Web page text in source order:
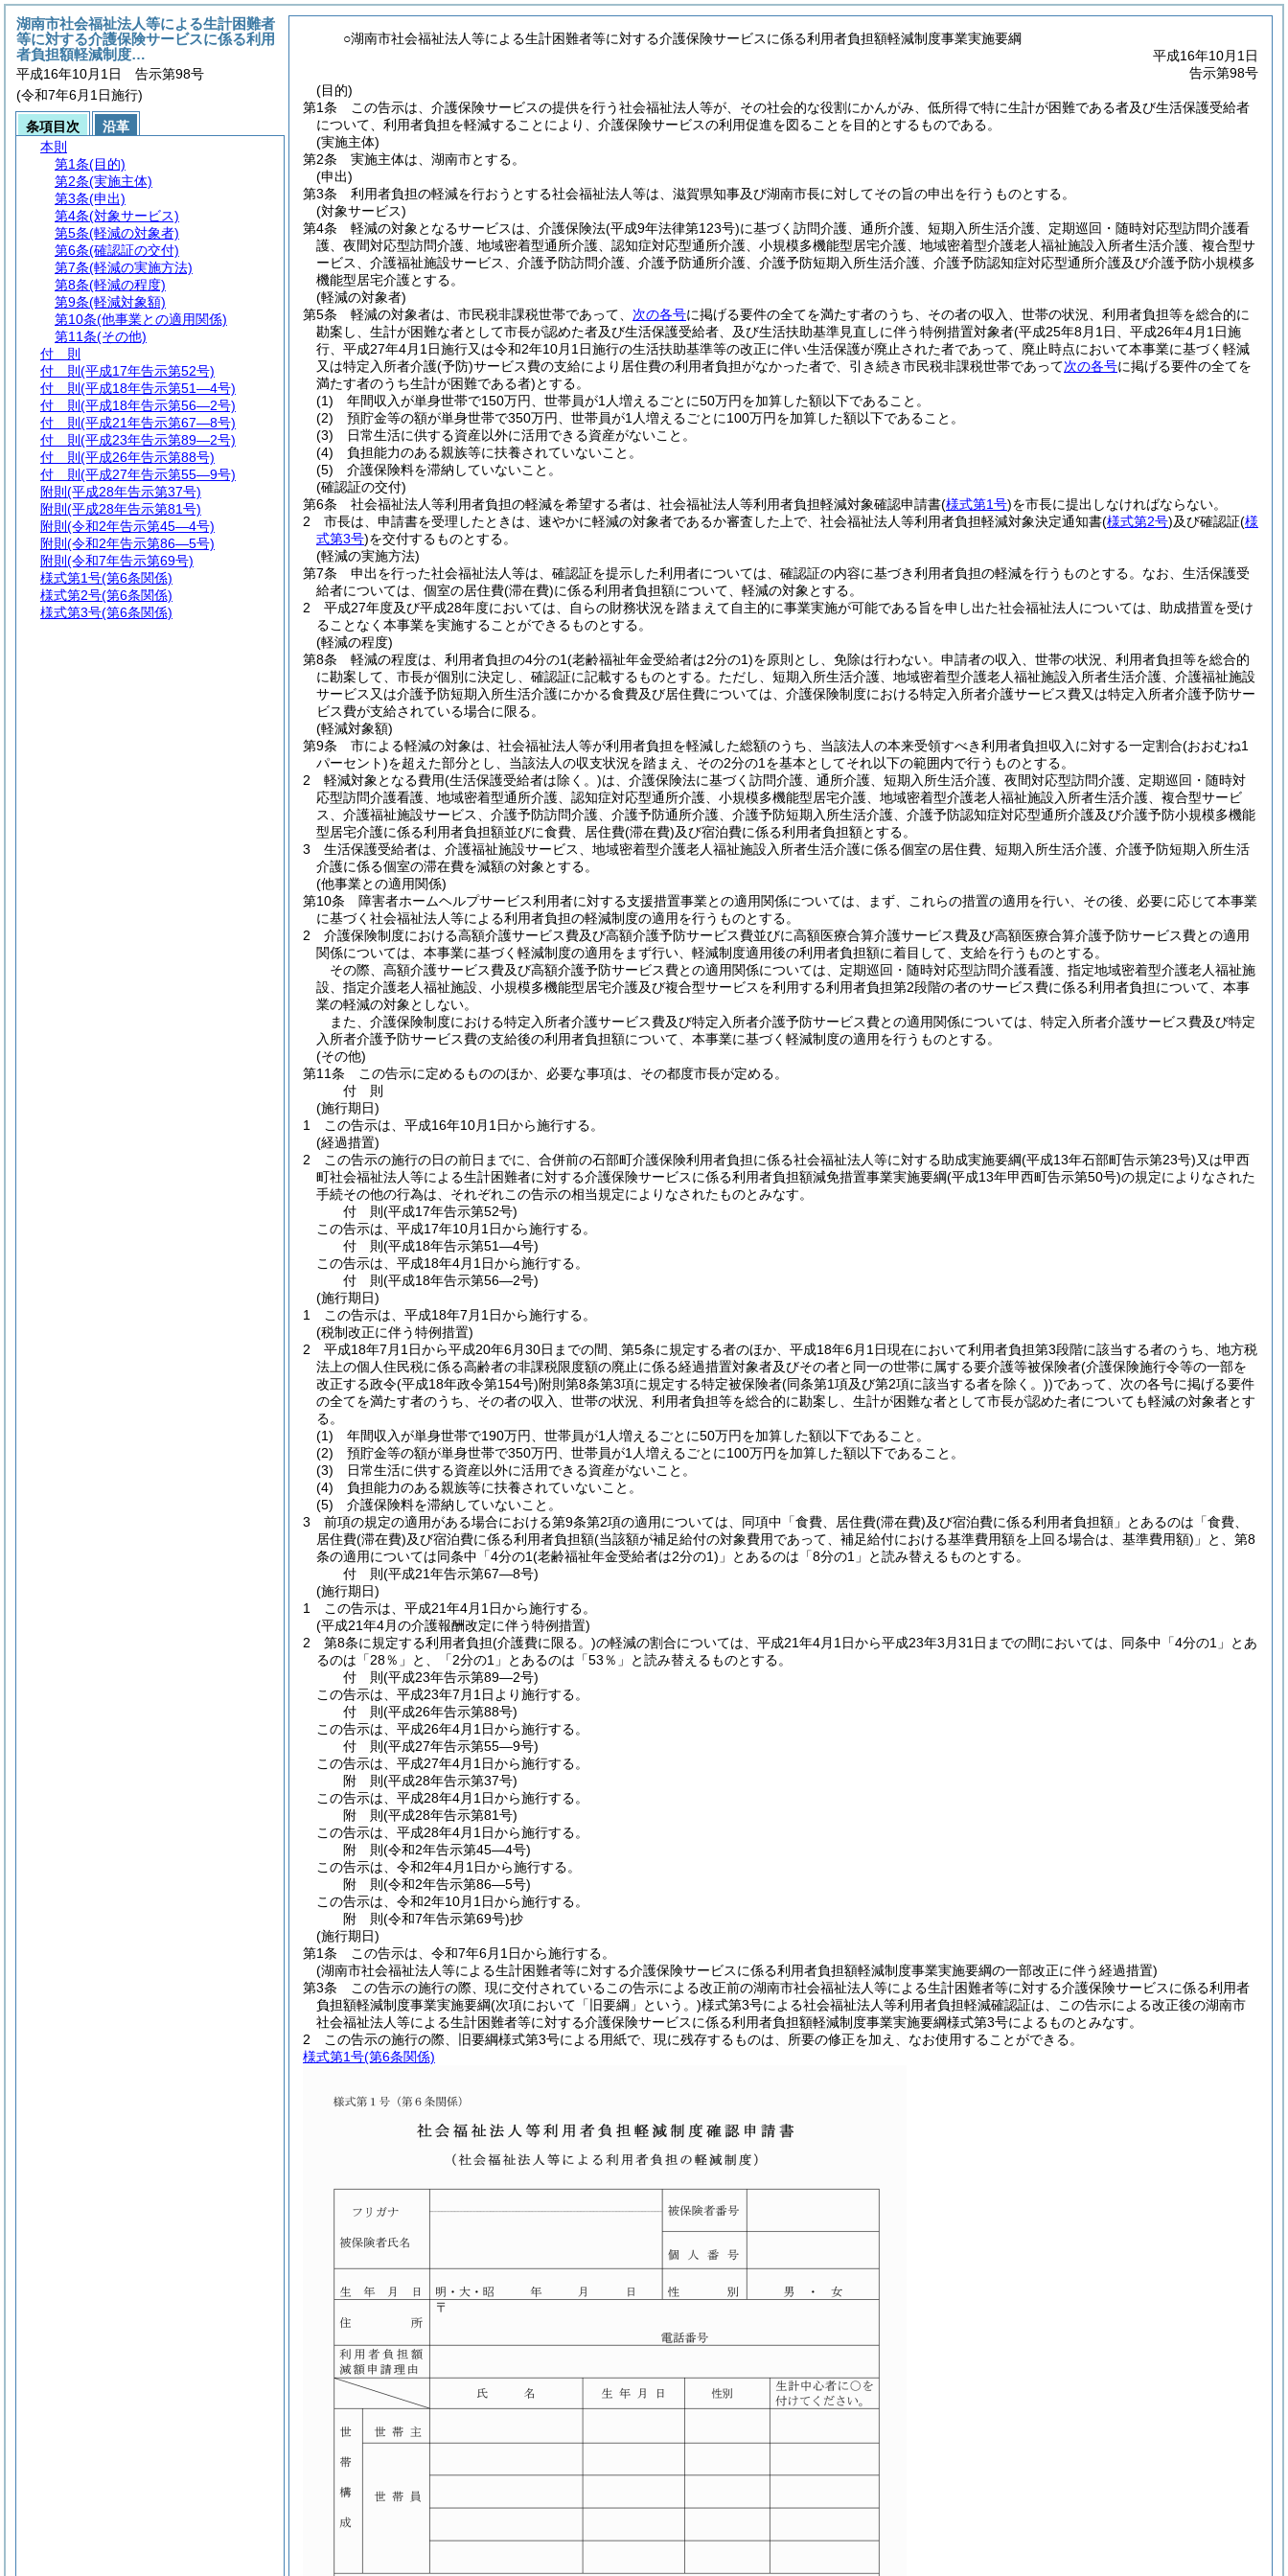
○湖南市社会福祉法人等による生計困難者等に対する介護保険サービスに係る利用者負担額軽減制度事業実施要綱
平成16年10月1日
告示第98号
(目的)
第1条
この告示は、介護保険サービスの提供を行う社会福祉法人等が、その社会的な役割にかんがみ、低所得で特に生計が困難である者及び生活保護受給者
について、利用者負担を軽減することにより、介護保険サービスの利用促進を図ることを目的とするものである。
(実施主体)
第2条
実施主体は、湖南市とする。
(申出)
第3条
利用者負担の軽減を行おうとする社会福祉法人等は、滋賀県知事及び湖南市長に対してその旨の申出を行うものとする。
(対象サービス)
第4条
軽減の対象となるサービスは、介護保険法(平成9年法律第123号)に基づく訪問介護、通所介護、短期入所生活介護、定期巡回・随時対応型訪問介護看
護、夜間対応型訪問介護、地域密着型通所介護、認知症対応型通所介護、小規模多機能型居宅介護、地域密着型介護老人福祉施設入所者生活介護、複合型サ
ービス、介護福祉施設サービス、介護予防訪問介護、介護予防通所介護、介護予防短期入所生活介護、介護予防認知症対応型通所介護及び介護予防小規模多
機能型居宅介護とする。
(軽減の対象者)
第5条
軽減の対象者は、市民税非課税世帯であって、 次の各号に掲げる要件の全てを満たす者のうち、その者の収入、世帯の状況、利用者負担等を総合的に
勘案し、生計が困難な者として市長が認めた者及び生活保護受給者、及び生活扶助基準見直しに伴う特例措置対象者(平成25年8月1日、平成26年4月1日施
行、平成27年4月1日施行又は令和2年10月1日施行の生活扶助基準等の改正に伴い生活保護が廃止された者であって、廃止時点において本事業に基づく軽減
又は特定入所者介護(予防)サービス費の支給により居住費の利用者負担がなかった者で、引き続き市民税非課税世帯であって次の各号に掲げる要件の全てを
満たす者のうち生計が困難である者)とする。
(1)
年間収入が単身世帯で150万円、世帯員が1人増えるごとに50万円を加算した額以下であること。
(2)
預貯金等の額が単身世帯で350万円、世帯員が1人増えるごとに100万円を加算した額以下であること。
(3)
日常生活に供する資産以外に活用できる資産がないこと。
(4)
負担能力のある親族等に扶養されていないこと。
(5)
介護保険料を滞納していないこと。
(確認証の交付)
第6条
社会福祉法人等利用者負担の軽減を希望する者は、社会福祉法人等利用者負担軽減対象確認申請書(様式第1号)を市長に提出しなければならない。
2
市長は、申請書を受理したときは、速やかに軽減の対象者であるか審査した上で、社会福祉法人等利用者負担軽減対象決定通知書(様式第2号)及び確認証(様
式第3号)を交付するものとする。
(軽減の実施方法)
第7条
申出を行った社会福祉法人等は、確認証を提示した利用者については、確認証の内容に基づき利用者負担の軽減を行うものとする。 なお、生活保護受
給者については、個室の居住費(滞在費)に係る利用者負担額について、軽減の対象とする。
2
平成27年度及び平成28年度においては、自らの財務状況を踏まえて自主的に事業実施が可能である旨を申し出た社会福祉法人については、助成措置を受け
ることなく本事業を実施することができるものとする。
(軽減の程度)
第8条
軽減の程度は、利用者負担の4分の1(老齢福祉年金受給者は2分の1)を原則とし、免除は行わない。 申請者の収入、世帯の状況、利用者負担等を総合的
に勘案して、市長が個別に決定し、確認証に記載するものとする。 ただし、短期入所生活介護、地域密着型介護老人福祉施設入所者生活介護、介護福祉施設
サービス又は介護予防短期入所生活介護にかかる食費及び居住費については、介護保険制度における特定入所者介護サービス費又は特定入所者介護予防サー
ビス費が支給されている場合に限る。
(軽減対象額)
第9条
市による軽減の対象は、社会福祉法人等が利用者負担を軽減した総額のうち、当該法人の本来受領すべき利用者負担収入に対する一定割合(おおむね1
パーセント)を超えた部分とし、当該法人の収支状況を踏まえ、その2分の1を基本としてそれ以下の範囲内で行うものとする。
2
軽減対象となる費用(生活保護受給者は除く。)は、介護保険法に基づく訪問介護、通所介護、短期入所生活介護、夜間対応型訪問介護、定期巡回・随時対
応型訪問介護看護、地域密着型通所介護、認知症対応型通所介護、小規模多機能型居宅介護、地域密着型介護老人福祉施設入所者生活介護、複合型サービ
ス、介護福祉施設サービス、介護予防訪問介護、介護予防通所介護、介護予防短期入所生活介護、介護予防認知症対応型通所介護及び介護予防小規模多機能
型居宅介護に係る利用者負担額並びに食費、居住費(滞在費)及び宿泊費に係る利用者負担額とする。
3
生活保護受給者は、介護福祉施設サービス、地域密着型介護老人福祉施設入所者生活介護に係る個室の居住費、短期入所生活介護、介護予防短期入所生活
介護に係る個室の滞在費を減額の対象とする。
(他事業との適用関係)
第10条
障害者ホームヘルプサービス利用者に対する支援措置事業との適用関係については、まず、これらの措置の適用を行い、その後、必要に応じて本事業
に基づく社会福祉法人等による利用者負担の軽減制度の適用を行うものとする。
2
介護保険制度における高額介護サービス費及び高額介護予防サービス費並びに高額医療合算介護サービス費及び高額医療合算介護予防サービス費との適用
関係については、本事業に基づく軽減制度の適用をまず行い、軽減制度適用後の利用者負担額に着目して、支給を行うものとする。
その際、高額介護サービス費及び高額介護予防サービス費との適用関係については、定期巡回・随時対応型訪問介護看護、指定地域密着型介護老人福祉施
設、指定介護老人福祉施設、小規模多機能型居宅介護及び複合型サービスを利用する利用者負担第2段階の者のサービス費に係る利用者負担について、本事
業の軽減の対象としない。
また、介護保険制度における特定入所者介護サービス費及び特定入所者介護予防サービス費との適用関係については、特定入所者介護サービス費及び特定
入所者介護予防サービス費の支給後の利用者負担額について、本事業に基づく軽減制度の適用を行うものとする。
(その他)
第11条
この告示に定めるもののほか、必要な事項は、その都度市長が定める。
付 則
(施行期日)
1
この告示は、平成16年10月1日から施行する。
(経過措置)
2
この告示の施行の日の前日までに、合併前の石部町介護保険利用者負担に係る社会福祉法人等に対する助成実施要綱(平成13年石部町告示第23号)又は甲西
町社会福祉法人等による生計困難者に対する介護保険サービスに係る利用者負担額減免措置事業実施要綱(平成13年甲西町告示第50号)の規定によりなされた
手続その他の行為は、それぞれこの告示の相当規定によりなされたものとみなす。
付 則(平成17年告示第52号)
この告示は、平成17年10月1日から施行する。
付 則(平成18年告示第51―4号)
この告示は、平成18年4月1日から施行する。
付 則(平成18年告示第56―2号)
(施行期日)
1
この告示は、平成18年7月1日から施行する。
(税制改正に伴う特例措置)
2
平成18年7月1日から平成20年6月30日までの間、第5条に規定する者のほか、平成18年6月1日現在において利用者負担第3段階に該当する者のうち、地方税
法上の個人住民税に係る高齢者の非課税限度額の廃止に係る経過措置対象者及びその者と同一の世帯に属する要介護等被保険者(介護保険施行令等の一部を
改正する政令(平成18年政令第154号)附則第8条第3項に規定する特定被保険者(同条第1項及び第2項に該当する者を除く。))であって、次の各号に掲げる要件
の全てを満たす者のうち、その者の収入、世帯の状況、利用者負担等を総合的に勘案し、生計が困難な者として市長が認めた者についても軽減の対象者とす
る。
(1)
年間収入が単身世帯で190万円、世帯員が1人増えるごとに50万円を加算した額以下であること。
(2)
預貯金等の額が単身世帯で350万円、世帯員が1人増えるごとに100万円を加算した額以下であること。
(3)
日常生活に供する資産以外に活用できる資産がないこと。
(4)
負担能力のある親族等に扶養されていないこと。
(5)
介護保険料を滞納していないこと。
3
前項の規定の適用がある場合における第9条第2項の適用については、同項中「食費、居住費(滞在費)及び宿泊費に係る利用者負担額」とあるのは「食費、
居住費(滞在費)及び宿泊費に係る利用者負担額(当該額が補足給付の対象費用であって、補足給付における基準費用額を上回る場合は、基準費用額) 」と、第8
条の適用については同条中「4分の1(老齢福祉年金受給者は2分の1) 」とあるのは「8分の1」と読み替えるものとする。
付 則(平成21年告示第67―8号)
(施行期日)
1
この告示は、平成21年4月1日から施行する。
(平成21年4月の介護報酬改定に伴う特例措置)
2
第8条に規定する利用者負担(介護費に限る。)の軽減の割合については、平成21年4月1日から平成23年3月31日までの間においては、同条中「4分の1」とあ
るのは「28％」と、「2分の1」とあるのは「53％」と読み替えるものとする。
付 則(平成23年告示第89―2号)
この告示は、平成23年7月1日より施行する。
付 則(平成26年告示第88号)
この告示は、平成26年4月1日から施行する。
付 則(平成27年告示第55―9号)
この告示は、平成27年4月1日から施行する。
附 則(平成28年告示第37号)
この告示は、平成28年4月1日から施行する。
附 則(平成28年告示第81号)
この告示は、平成28年4月1日から施行する。
附 則(令和2年告示第45―4号)
この告示は、令和2年4月1日から施行する。
附 則(令和2年告示第86―5号)
この告示は、令和2年10月1日から施行する。
附 則(令和7年告示第69号)抄
(施行期日)
第1条
この告示は、令和7年6月1日から施行する。
(湖南市社会福祉法人等による生計困難者等に対する介護保険サービスに係る利用者負担額軽減制度事業実施要綱の一部改正に伴う経過措置)
第3条
この告示の施行の際、現に交付されているこの告示による改正前の湖南市社会福祉法人等による生計困難者等に対する介護保険サービスに係る利用者
負担額軽減制度事業実施要綱(次項において「旧要綱」という。)様式第3号による社会福祉法人等利用者負担軽減確認証は、この告示による改正後の湖南市
社会福祉法人等による生計困難者等に対する介護保険サービスに係る利用者負担額軽減制度事業実施要綱様式第3号によるものとみなす。
2
この告示の施行の際、旧要綱様式第3号による用紙で、現に残存するものは、所要の修正を加え、なお使用することができる。
様式第1号(第6条関係)
湖南市社会福祉法人等による生計困難者
等に対する介護保険サービスに係る利用
者負担額軽減制度…
平成16年10月1日 告示第98号
(令和7年6月1日施行)
条項目次
沿革
本則
第1条(目的)
第2条(実施主体)
第3条(申出)
第4条(対象サービス)
第5条(軽減の対象者)
第6条(確認証の交付)
第7条(軽減の実施方法)
第8条(軽減の程度)
第9条(軽減対象額)
第10条(他事業との適用関係)
第11条(その他)
付 則
付 則 (平成17年告示第52号)
付 則 (平成18年告示第51―4号)
付 則 (平成18年告示第56―2号)
付 則 (平成21年告示第67―8号)
付 則 (平成23年告示第89―2号)
付 則 (平成26年告示第88号)
付 則 (平成27年告示第55―9号)
附則 (平成28年告示第37号)
附則 (平成28年告示第81号)
附則 (令和2年告示第45―4号)
附則 (令和2年告示第86―5号)
附則 (令和7年告示第69号)
様式第1号(第6条関係)
様式第2号(第6条関係)
様式第3号(第6条関係)